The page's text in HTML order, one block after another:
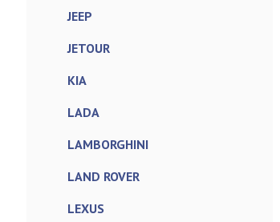
JEEP
JETOUR
KIA
LADA
LAMBORGHINI
LAND ROVER
LEXUS